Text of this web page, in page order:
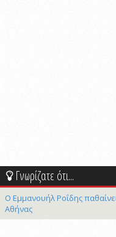
Γνωρίζατε ότι...
Ο Εμμανουήλ Ροΐδης
Αθήνας